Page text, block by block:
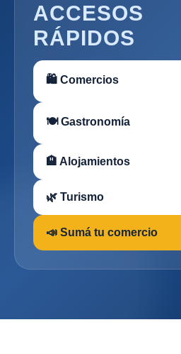
ACCESOS
RÁPIDOS
🛍 Comercios
🍽 Gastronomía
🏨 Alojamientos
🌿 Turismo
📣 Sumá tu comercio